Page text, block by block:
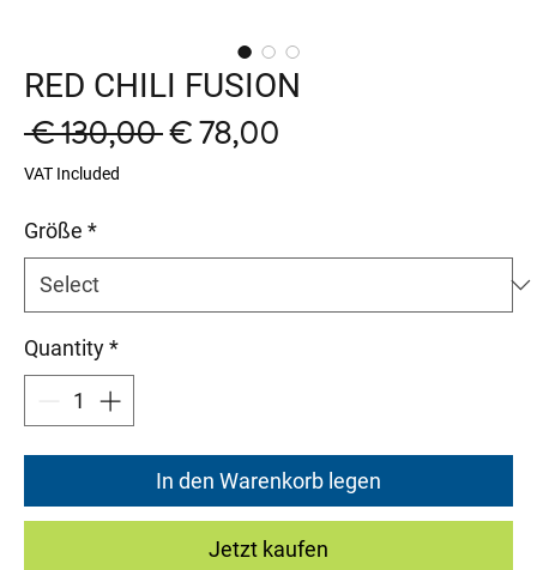
RED CHILI FUSION
€ 130,00 Regular
€ 78,00
VAT Included
Größe *
Quantity*
In den Warenkorb legen
Jetzt kaufen